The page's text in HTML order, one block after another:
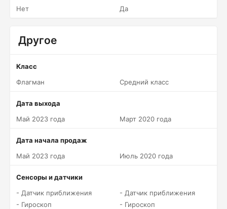
Нет
Да
Другое
Класс
Флагман
Средний класс
Дата выхода
Май 2023 года
Март 2020 года
Дата начала продаж
Май 2023 года
Июль 2020 года
Сенсоры и датчики
- Датчик приближения
- Гироскоп
- Датчик приближения
- Гироскоп